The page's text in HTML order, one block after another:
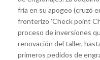
fría en su apogeo (cruzó
fronterizo 'Check point
proceso de inversiones
renovación del taller,
primeros pedidos de